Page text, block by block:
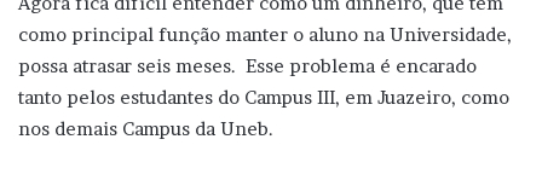
como principal função manter o aluno na Universidade,
possa atrasar seis meses. Esse problema é encarado
tanto pelos estudantes do Campus III, em Juazeiro, como
nos demais Campus da Uneb.